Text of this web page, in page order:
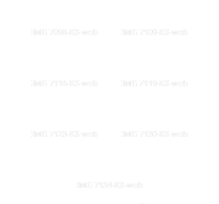
IMG 7098-KS-web IMG 7109-KS-web
IMG 7116-KS-web IMG 7119-KS-web
IMG 7123-KS-web IMG 7130-KS-web
IMG 7134-KS-web